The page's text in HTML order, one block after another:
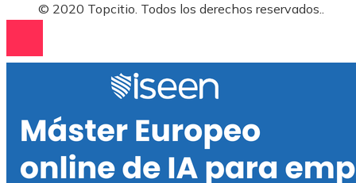
© 2020 Topcitio. Todos los derechos reservados..